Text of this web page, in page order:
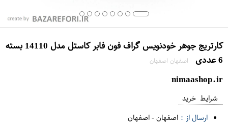
کارتریج جوهر خودنویس گراف فون فابر کاستل مدل 14110 بسته
6 عددی
اصفهان اصفهان
nimaashop.ir
شرایط خرید
ارسال از : اصفهان-اصفهان